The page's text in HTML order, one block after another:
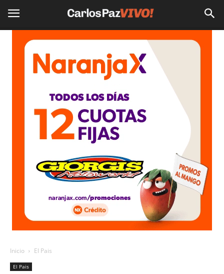
Inicio El Pais
El Pais